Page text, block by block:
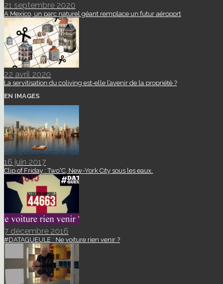
21 septembre 2020
A Mexico, un parc naturel géant remplace un futur aéroport
22 avril 2020
La servitisation du coliving est-elle l’avenir de la propriété ?
EN IMAGES
16 juin 2017
Clip of Friday : Two°C, New-York City sous les eaux.
7 décembre 2016
#DATAGUEULE : Ne voiture rien venir ?